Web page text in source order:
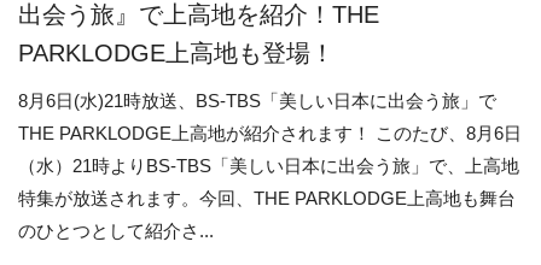
出会う旅』で上高地を紹介！THE
PARKLODGE上高地も登場！
8月6日(水)21時放送、BS-TBS「美しい日本に出会う旅」で
THE PARKLODGE上高地が紹介されます！ このたび、8月6日
（水）21時よりBS-TBS「美しい日本に出会う旅」で、上高地
特集が放送されます。今回、THE PARKLODGE上高地も舞台
のひとつとして紹介さ...